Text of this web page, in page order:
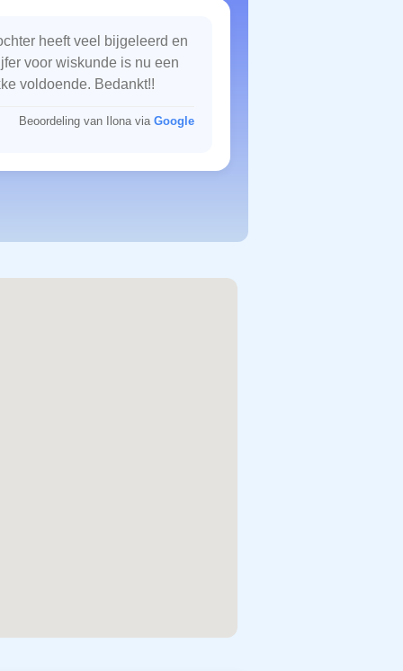
heeft veel bijgeleerd en
voor wiskunde is nu een
voldoende. Bedankt!!
Beoordeling van Ilona via Google